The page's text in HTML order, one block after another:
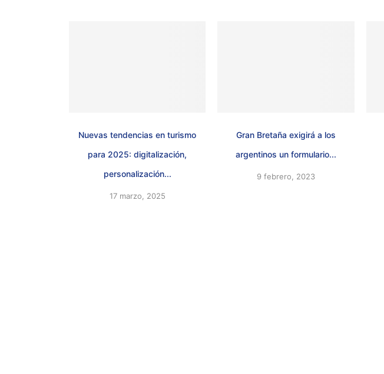
Nuevas tendencias en turismo
para 2025: digitalización,
personalización...
17 marzo, 2025
Gran Bretaña exigirá a los
argentinos un formulario...
9 febrero, 2023